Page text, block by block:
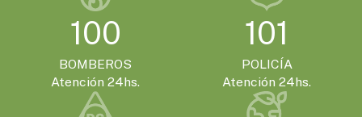
EVENTOS TURISTICOS
SÁBADO 21 DE NOVIEMBRE - 20:00HS.
El Encuentro Batuque celebra su 4ª edición
en Gualeguaychú
100
BOMBEROS
Atención 24hs.
101
POLICÍA
Atención 24hs.